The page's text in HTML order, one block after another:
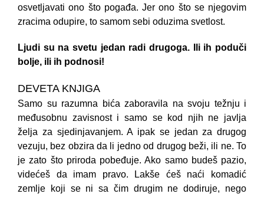
osvetljavati ono što pogađa. Jer ono što se njegovim
zracima odupire, to samom sebi oduzima svetlost.
Ljudi su na svetu jedan radi drugoga. Ili ih poduči
bolje, ili ih podnosi!
DEVETA KNJIGA
Samo su razumna bića zaboravila na svoju težnju i
međusobnu zavisnost i samo se kod njih ne javlja
želja za sjedinjavanjem. A ipak se jedan za drugog
vezuju, bez obzira da li jedno od drugog beži, ili ne. To
je zato što priroda pobeđuje. Ako samo budeš pazio,
videćeš da imam pravo. Lakše ćeš naći komadić
zemlje koji se ni sa čim drugim ne dodiruje, nego